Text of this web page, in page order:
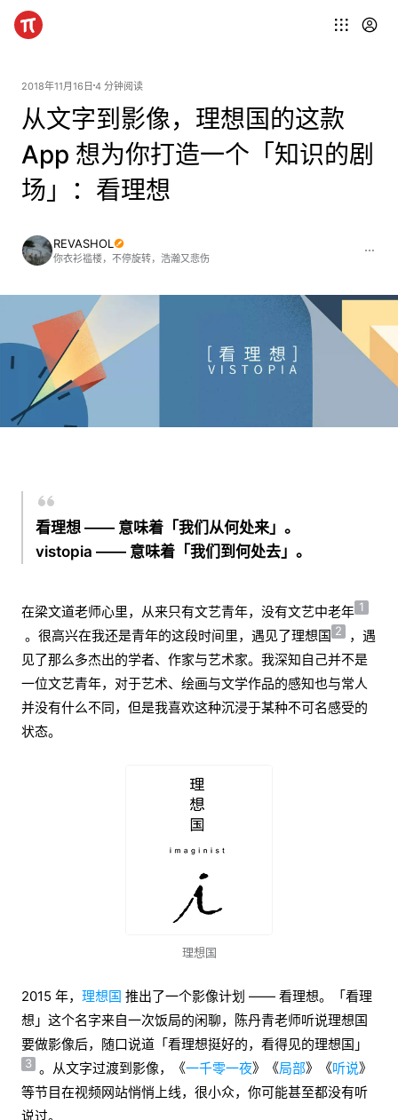
2018年11月16日 4 分钟阅读
从文字到影像，理想国的这款
App 想为你打造一个「知识的剧
场」：看理想
REVASHOL
你衣衫褴楼，不停旋转，浩瀚又悲伤
看理想 —— 意味着「我们从何处来」。
vistopia —— 意味着「我们到何处去」。
在梁文道老师心里，从来只有文艺青年，没有文艺中老年 1
。很高兴在我还是青年的这段时间里，遇见了理想国 2
，遇
见了那么多杰出的学者、作家与艺术家。我深知自己并不是
一位文艺青年，对于艺术、绘画与文学作品的感知也与常人
并没有什么不同，但是我喜欢这种沉浸于某种不可名感受的
状态。
理想国
2015 年， 理想国 推出了一个影像计划 —— 看理想。「看理
想」这个名字来自一次饭局的闲聊，陈丹青老师听说理想国
要做影像后，随口说道「看理想挺好的，看得见的理想国」
3 。从文字过渡到影像，《一千零一夜》《局部》《听说》
等节目在视频网站悄悄上线，很小众，你可能甚至都没有听
说过。